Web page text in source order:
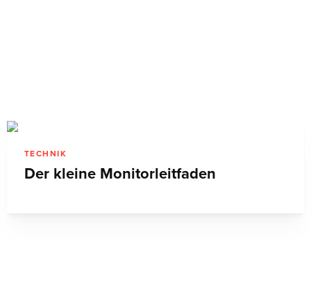
TECHNIK
Der kleine Monitorleitfaden